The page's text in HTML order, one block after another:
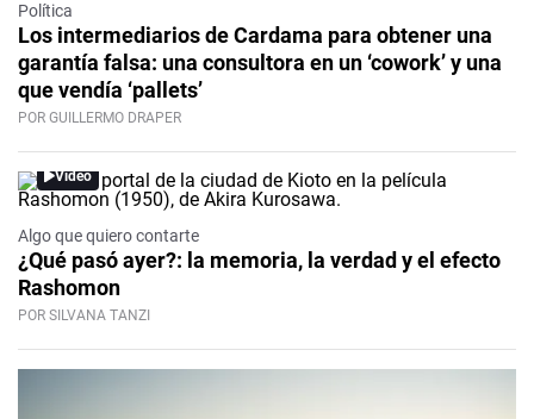
Política
Los intermediarios de Cardama para obtener una
garantía falsa: una consultora en un ‘cowork’ y una
que vendía ‘pallets’
POR GUILLERMO DRAPER
Video
Algo que quiero contarte
¿Qué pasó ayer?: la memoria, la verdad y el efecto
Rashomon
POR SILVANA TANZI